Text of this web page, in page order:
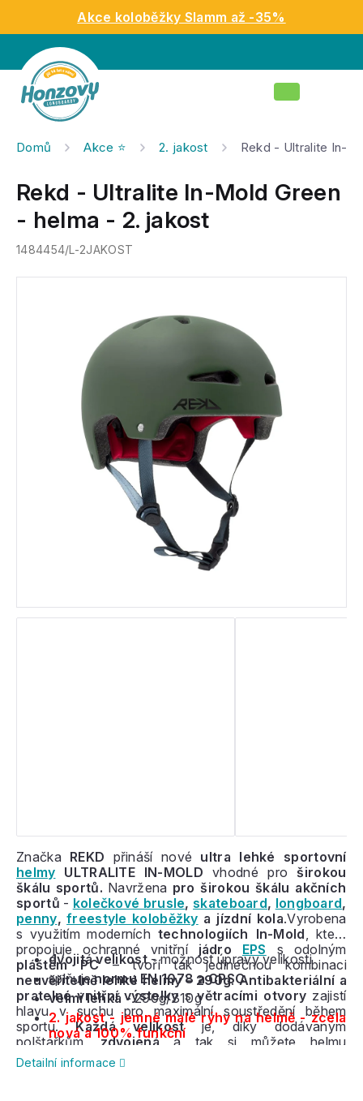
obsah
Akce koloběžky Slamm až -35%
Nákupní
Domů Akce ⭐️ 2. jakost Rekd - Ultralite In-
Rekd - Ultralite In-Mold Green
- helma - 2. jakost
1484454/L-2JAKOST
Značka REKD přináší nové ultra lehké sportovní
helmy ULTRALITE IN-MOLD vhodné pro širokou
škálu sportů. Navržena pro širokou škálu akčních
sportů - kolečkové brusle, skateboard, longboard,
penny,freestyle koloběžky a jízdní kola.Vyrobena
s využitím moderních technologiích In-Mold, která
propojuje ochranné vnitřníjádro EPS s odolným
pláštěm PC– tvoří tak jedinečnou kombinaci
neuvěřitelně lehké helmy - 290g.Antibakteriální a
pratelné vnitřní výstelkysvětracími otvory zajistí
hlavu v suchu pro maximální soustředění během
sportu.Každá velikostje, díky dodávaným
polštářkům,zdvojenáa tak si můžete helmu
upravovat přesně podle vašich požadavků
dvojitá velikost- možnost úpravy velikosti
splňujenormu EN 1078 a CPSC
velmi lehká - 290g/310g
2. jakost - jemné malé rýhy na helmě - zcela
nová a 100% funkční
Detailní informace